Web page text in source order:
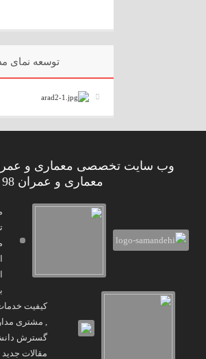
توسعه نمای
وب سایت تخصصی معماری و
معماری و عمران 98
کیفیت
, مشتری
گسترش
مقالات